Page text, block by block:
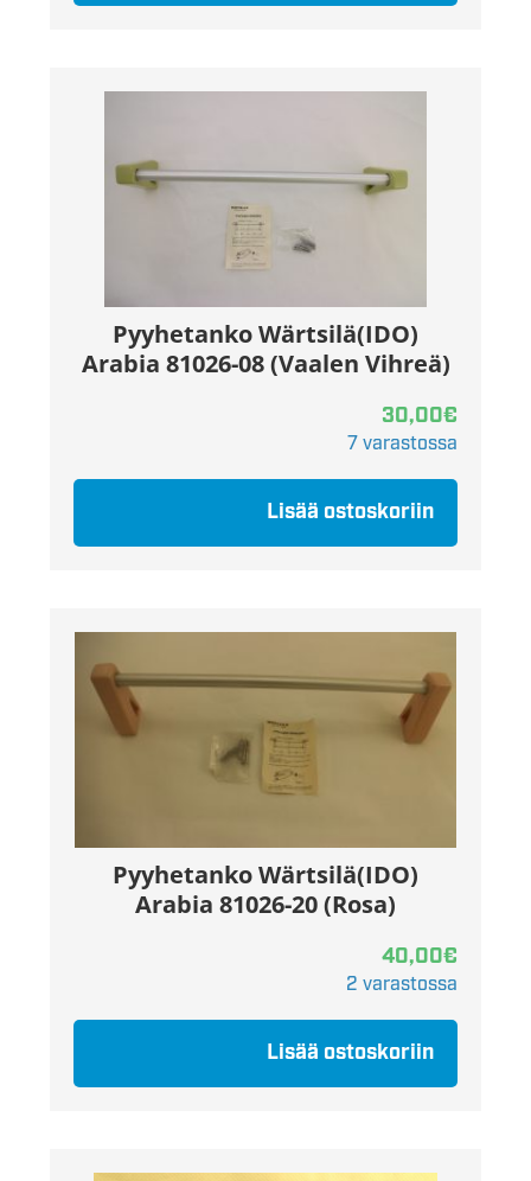
Pyyhetanko Wärtsilä(IDO)
Arabia 81026-08 (Vaalen Vihreä)
30,00€
7 varastossa
Lisää ostoskoriin
Pyyhetanko Wärtsilä(IDO)
Arabia 81026-20 (Rosa)
40,00€
2 varastossa
Lisää ostoskoriin